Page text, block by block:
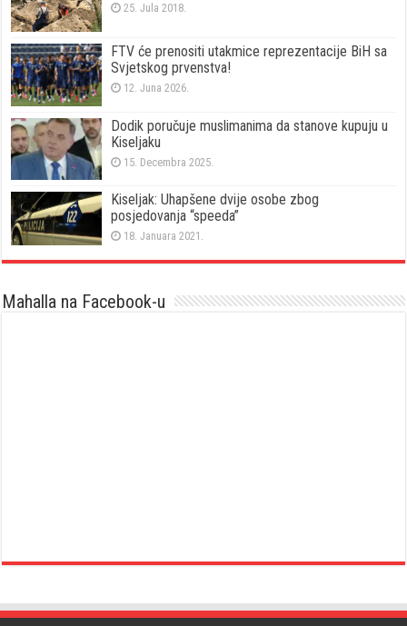
25. Jula 2018.
FTV će prenositi utakmice reprezentacije BiH sa
Svjetskog prvenstva!
12. Juna 2026.
Dodik poručuje muslimanima da stanove kupuju u
Kiseljaku
15. Decembra 2025.
Kiseljak: Uhapšene dvije osobe zbog
posjedovanja “speeda”
18. Januara 2021.
Mahalla na Facebook-u